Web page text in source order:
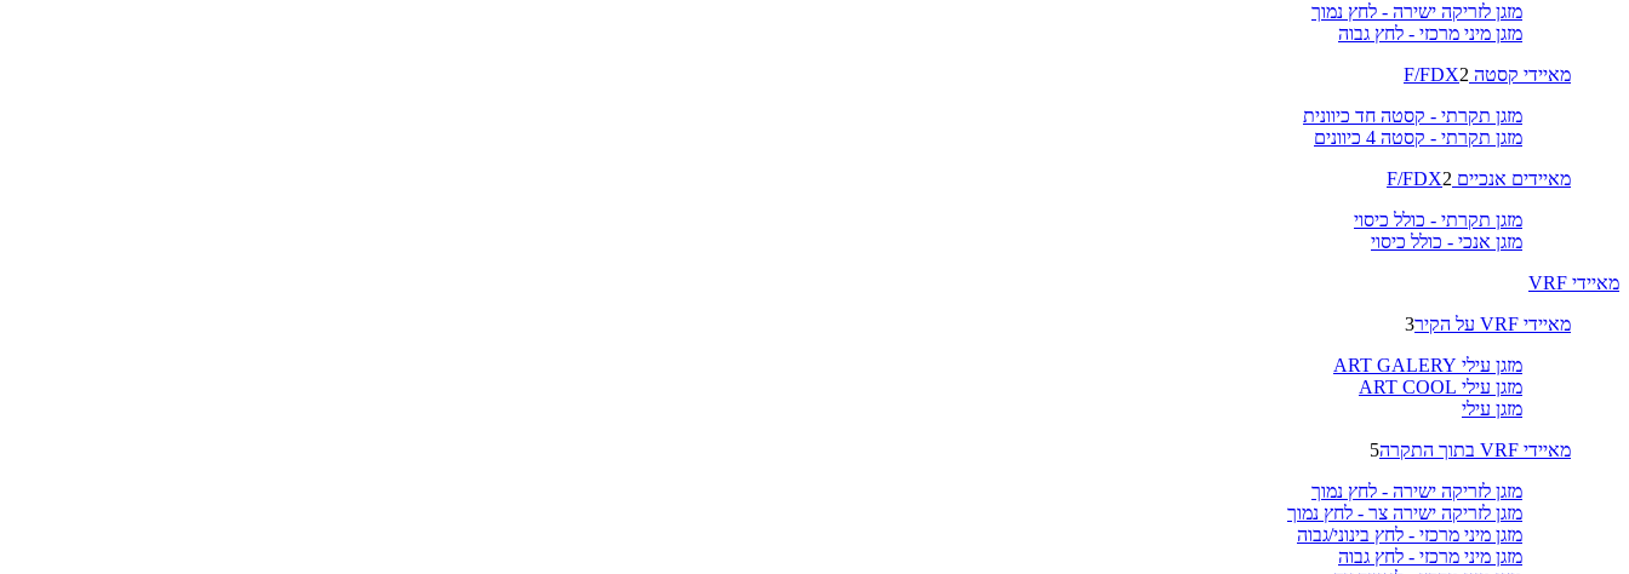
מזגן לזריקה ישירה - לחץ נמוך
מזגן מיני מרכזי - לחץ גבוה
מאיידי קסטה F/FDX 2
מזגן תקרתי - קסטה חד כיוונית
מזגן תקרתי - קסטה 4 כיוונים
מאיידים אנכיים F/FDX 2
מזגן תקרתי - כולל כיסוי
מזגן אנכי - כולל כיסוי
מאיידי VRF
מאיידי VRF על הקיר
3
מזגן עילי ART GALERY
מזגן עילי ART COOL
מזגן עילי
מאיידי VRF בתוך התקרה
5
מזגן לזריקה ישירה - לחץ נמוך
מזגן לזריקה ישירה צר - לחץ נמוך
מזגן מיני מרכזי - לחץ בינוני/גבוה
מזגן מיני מרכזי - לחץ גבוה